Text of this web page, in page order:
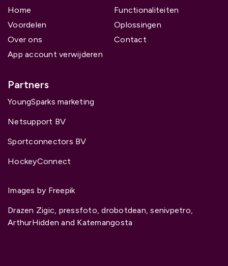
Home
Functionaliteiten
Voordelen
Oplossingen
Over ons
Contact
App account verwijderen
Partners
YoungSparks marketing
Netsupport BV
Sportconnectors BV
HockeyConnect
Images by Freepik
Drazen Zigic, pressfoto, drobotdean, senivpetro,
ArthurHidden and Katemangosta